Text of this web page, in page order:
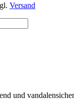
Versand
und